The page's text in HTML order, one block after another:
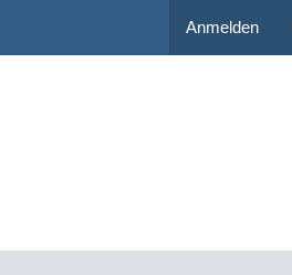
Anmelden